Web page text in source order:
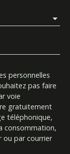
personnelles
pas faire
voie
gratuitement
téléphonique,
consommation,
ou par courrier